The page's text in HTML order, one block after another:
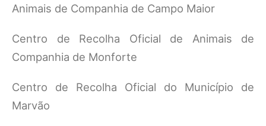
Animais de Companhia de Campo Maior
Centro de Recolha Oficial de Animais de
Companhia de Monforte
Centro de Recolha Oficial do Município de
Marvão